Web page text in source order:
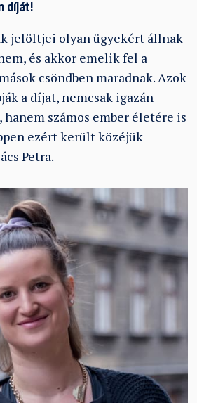
díját!
jelöltjei olyan ügyekért állnak
és akkor emelik fel a
csöndben maradnak. Azok
a díjat, nemcsak igazán
számos ember életére is
ezért került közéjük
Petra.